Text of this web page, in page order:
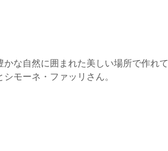
な自然に囲まれた美しい場所で作れて
モーネ・ファッリさん。